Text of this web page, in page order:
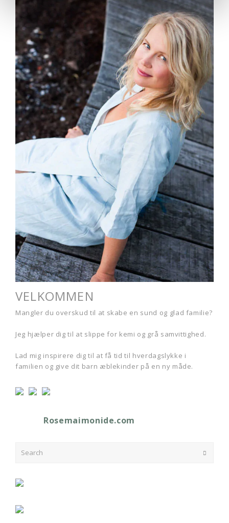
VELKOMMEN
Mangler du overskud til at skabe en sund og glad familie?
Jeg hjælper dig til at slippe for kemi og grå samvittighed.
Lad mig inspirere dig til at få tid til hverdagslykke i
familien og give dit barn æblekinder på en ny måde.
Rosemaimonide.com